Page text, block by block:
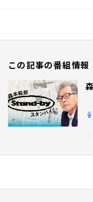
この記事の番組情報